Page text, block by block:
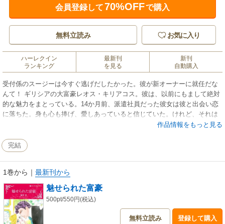
会員登録して70%OFFで購入
無料立読み お気に入り
ハーレクイン
ランキング
最新刊
を見る
新刊
自動購入
受付係のスージーは今すぐ逃げだしたかった。彼が新オーナーに就任だな
んて！ ギリシアの大富豪レオス・キリアコス。彼は、以前にもまして絶対
的な魅力をまとっている。14か月前、派遣社員だった彼女は彼と出会い恋
に落ちた。身も心も捧げ、愛しあっていると信じていた。けれど、それは
幻想だった。彼の部屋を訪れたとき、下着姿の女性に対応され、逃げるよ
の腕はレオスにつかまれた…。
作品情報をもっと見る
完結
1巻から ｜ 最新刊から
魅せられた富豪
500pt/550円(税込)
無料立読み 登録して購入